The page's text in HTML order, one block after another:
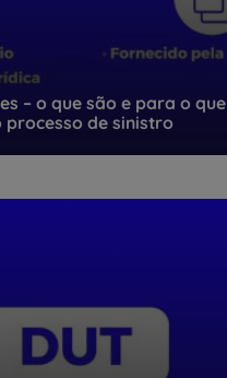
– o que são e para o que
processo de sinistro